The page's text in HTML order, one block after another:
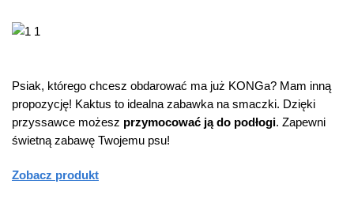
Psiak, którego chcesz obdarować ma już KONGa? Mam inną
propozycję! Kaktus to idealna zabawka na smaczki. Dzięki
przyssawce możesz przymocować ją do podłogi. Zapewni
świetną zabawę Twojemu psu!
Zobacz produkt